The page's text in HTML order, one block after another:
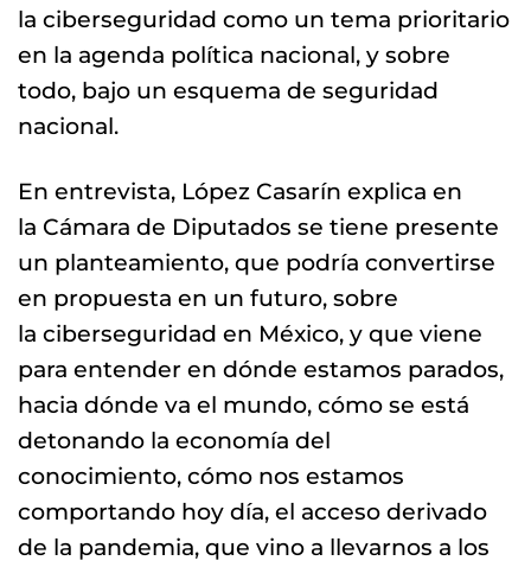
la ciberseguridad como un tema prioritario
en la agenda política nacional, y sobre
todo, bajo un esquema de seguridad
nacional.
En entrevista, López Casarín explica en
la Cámara de Diputados se tiene presente
un planteamiento, que podría convertirse
en propuesta en un futuro, sobre
la ciberseguridad en México, y que viene
para entender en dónde estamos parados,
hacia dónde va el mundo, cómo se está
detonando la economía del
conocimiento, cómo nos estamos
comportando hoy día, el acceso derivado
de la pandemia, que vino a llevarnos a los